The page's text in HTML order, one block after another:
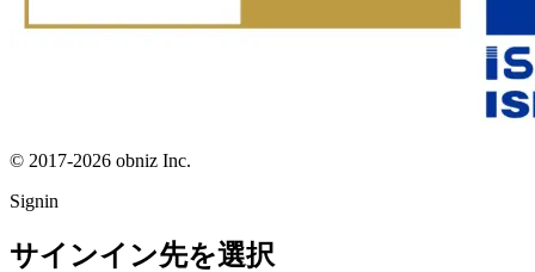
© 2017-2026 obniz Inc.
Signin
サインイン先を選択